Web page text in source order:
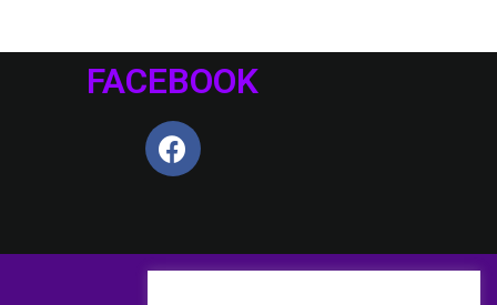
FACEBOOK